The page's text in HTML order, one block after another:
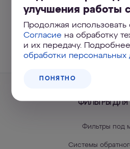
поддержки
УЗНАТЬ БОЛЬШЕ
улучшения работы
Продолжая использовать
Согласие на обработку
и их передачу.
обработки персональных
ПОНЯТНО
ФИЛЬТРЫ
Фильтры под
Системы